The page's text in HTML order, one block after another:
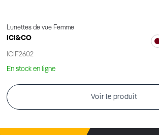
Lunettes de vue Femme
ICI&CO
ICIF2602
En stock en ligne
Voir le produit